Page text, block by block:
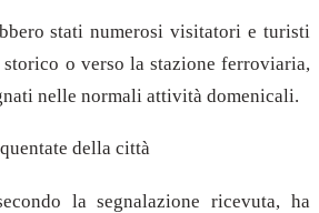
stati numerosi visitatori e turisti
o verso la stazione ferroviaria,
nelle normali attività domenicali.
della città
la segnalazione ricevuta, ha